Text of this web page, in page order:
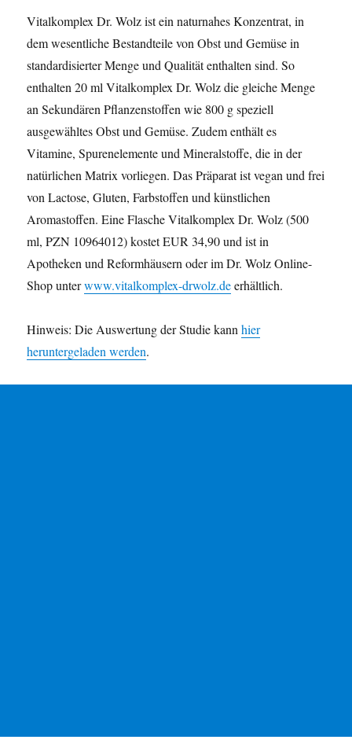
Vitalkomplex Dr. Wolz ist ein naturnahes Konzentrat, in
dem wesentliche Bestandteile von Obst und Gemüse in
standardisierter Menge und Qualität enthalten sind. So
enthalten 20 ml Vitalkomplex Dr. Wolz die gleiche Menge
an Sekundären Pflanzenstoffen wie 800 g speziell
ausgewähltes Obst und Gemüse. Zudem enthält es
Vitamine, Spurenelemente und Mineralstoffe, die in der
natürlichen Matrix vorliegen. Das Präparat ist vegan und frei
von Lactose, Gluten, Farbstoffen und künstlichen
Aromastoffen. Eine Flasche Vitalkomplex Dr. Wolz (500
ml, PZN 10964012) kostet EUR 34,90 und ist in
Apotheken und Reformhäusern oder im Dr. Wolz Online-
Shop unterwww.vitalkomplex-drwolz.deerhältlich.
Hinweis: Die Auswertung der Studie kannhier
heruntergeladen werden.